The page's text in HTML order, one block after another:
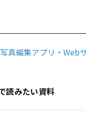
真編集アプリ・Web
読みたい資料